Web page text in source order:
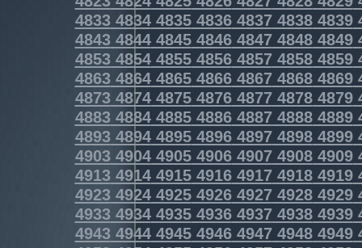
4833483448354836483748384839
4843484448454846484748484849
4853485448554856485748584859
4863486448654866486748684869
4873487448754876487748784879
4883488448854886488748884889
4893489448954896489748984899
4903490449054906490749084909
4913491449154916491749184919
4923492449254926492749284929
4933493449354936493749384939
4943494449454946494749484949